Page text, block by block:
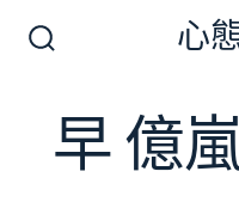
切
換
開
心
早 億